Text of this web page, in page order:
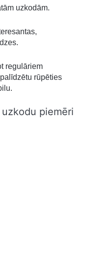
uzkodām.
regulāriem
rūpēties
piemēri